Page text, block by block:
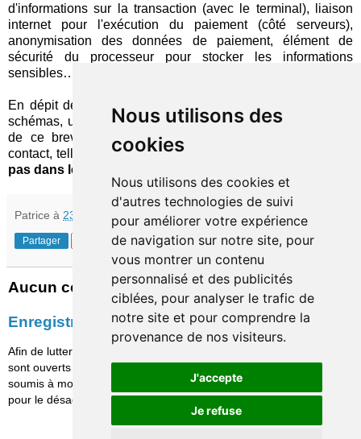
Nous utilisons des
cookies
Nous utilisons des cookies et
d'autres technologies de suivi
pour améliorer votre expérience
de navigation sur notre site, pour
vous montrer un contenu
personnalisé et des publicités
ciblées, pour analyser le trafic de
notre site et pour comprendre la
provenance de nos visiteurs.
J'accepte
Je refuse
d'informations sur la transaction (avec le terminal), liaison
internet pour l'exécution du paiement (côté serveurs),
anonymisation des données de paiement, élément de
sécurité du processeur pour stocker les informations
sensibles…
En dépit de la présence de l'acronyme « NFC » dans les
schémas, une des seules certitudes qui pourraient ressortir
de ce brevet est que la technologie de paiement sans
contact, telle qu'on la connaît actuellement, n'est résolument
pas dans les plans
Patrice à 23:01
Partager
Aucun commentaire:
Enregistrer un commentaire
Afin de lutter contre le spam, les commentaires ne
sont ouverts qu'aux personnes identifiées et sont
soumis à modération (je suis sincèrement désolé
pour le désagrément causé…)